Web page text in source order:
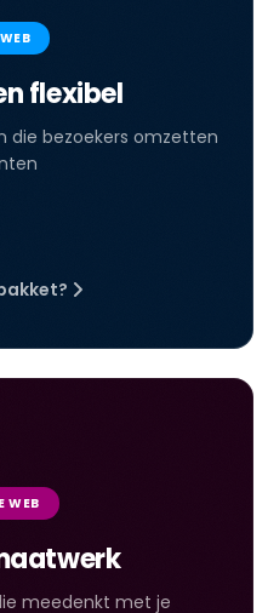
flexibel
die bezoekers omzetten
WEB
meedenkt met je